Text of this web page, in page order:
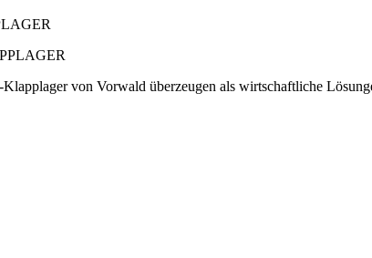
von Vorwald überzeugen als wirtschaftliche